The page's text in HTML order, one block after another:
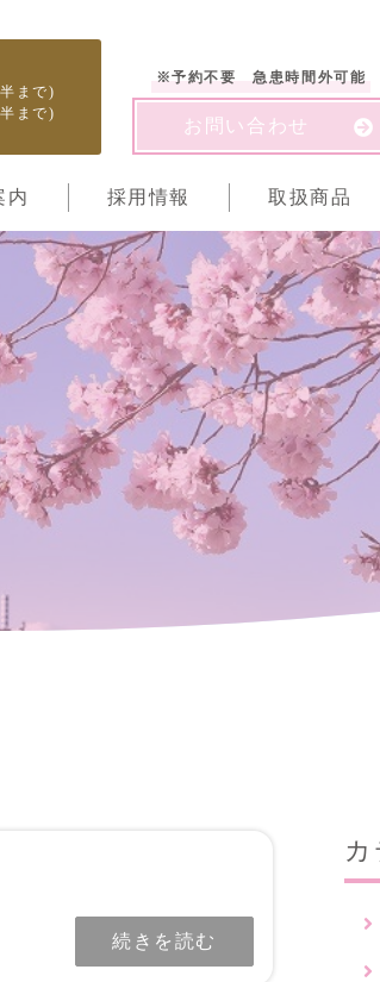
まで)
まで)
※予約不要 急患時間外可能
お問い合わせ
内 採用情報 取扱商品
続きを読む